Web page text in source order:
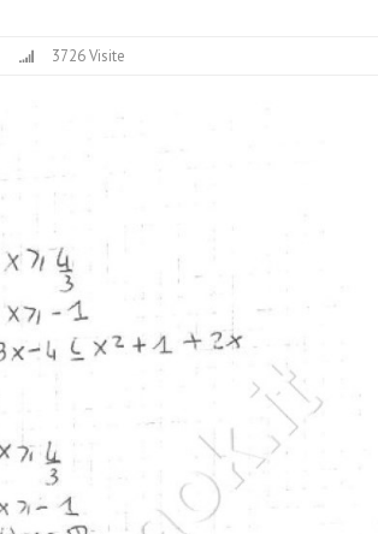
3726 Visite